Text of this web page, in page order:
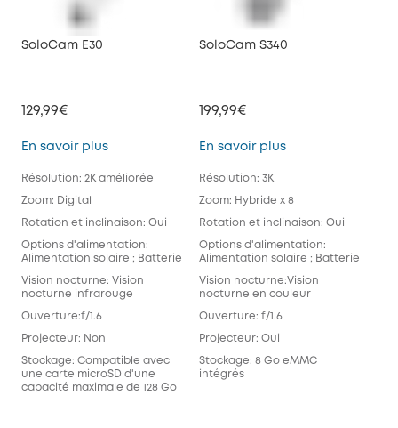
SoloCam E30
129,99€
En savoir plusSoloCam E30
Résolution: 2K améliorée
Zoom: Digital
Rotation et inclinaison: Oui
Options d'alimentation:
Alimentation solaire ; Batterie
Vision nocturne: Vision
nocturne infrarouge
Ouverture:f/1.6
Projecteur: Non
Stockage: Compatible avec
une carte microSD d'une
capacité maximale de 128 Go
SoloCam S340
199,99€
En savoir plusSoloCam S340
Résolution: 3K
Zoom: Hybride x 8
Rotation et inclinaison: Oui
Options d'alimentation:
Alimentation solaire ; Batterie
Vision nocturne:Vision
nocturne en couleur
Ouverture: f/1.6
Projecteur: Oui
Stockage: 8 Go eMMC
intégrés